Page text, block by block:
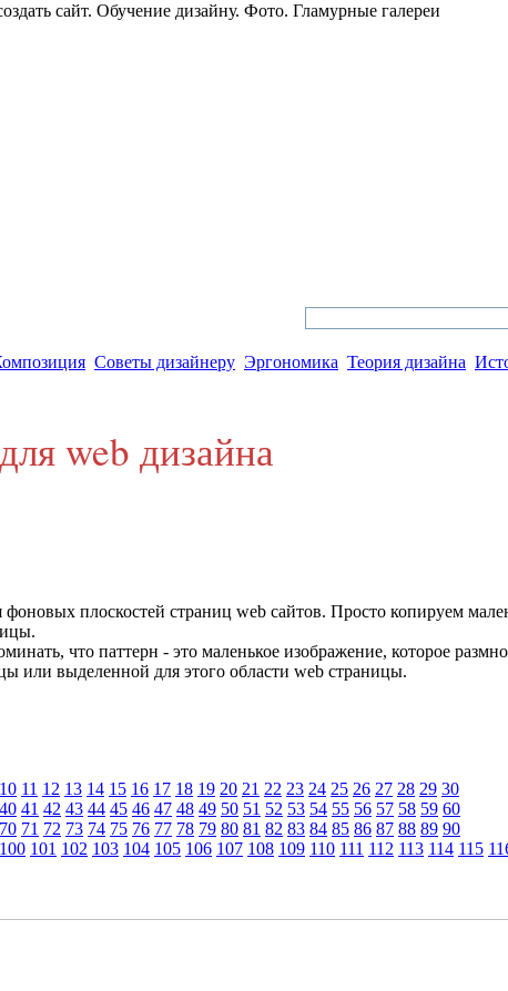
сайт. Обучение дизайну. Фото. Гламурные галереи
Советы дизайнеру Эргономика Теория дизайна
web дизайна
плоскостей страниц web сайтов. Просто копируем
что паттерн - это маленькое изображение, которое
или выделенной для этого области web страницы.
10 11 12 13 14 15 16 17 18 19 20 21 22 23 24 25 26 27 28 29 30
40 41 42 43 44 45 46 47 48 49 50 51 52 53 54 55 56 57 58 59 60
70 71 72 73 74 75 76 77 78 79 80 81 82 83 84 85 86 87 88 89 90
100 101 102 103 104 105 106 107 108 109 110 111 112 113 114 115